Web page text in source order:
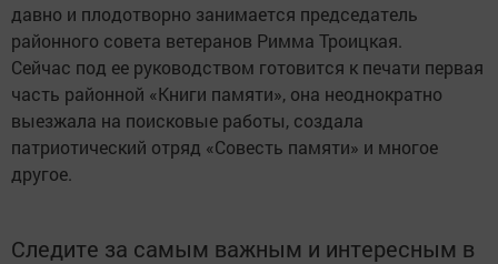
давно и плодотворно занимается председатель
районного совета ветеранов Римма Троицкая.
Сейчас под ее руководством готовится к печати первая
часть районной «Книги памяти», она неоднократно
выезжала на поисковые работы, создала
патриотический отряд «Совесть памяти» и многое
другое.
Следите за самым важным и интересным в